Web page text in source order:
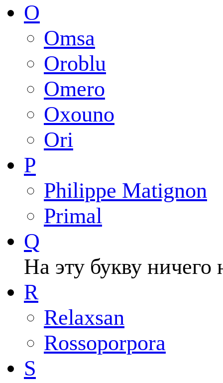
O
Omsa
Oroblu
Omero
Oxouno
Ori
P
Philippe Matignon
Primal
Q
На эту букву ничего
R
Relaxsan
Rossoporpora
S